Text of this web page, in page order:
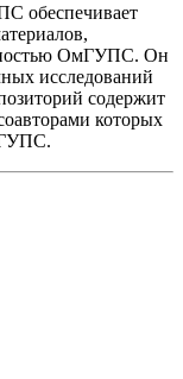
обеспечивает
ОмГУПС. Он
исследований
содержит
которых